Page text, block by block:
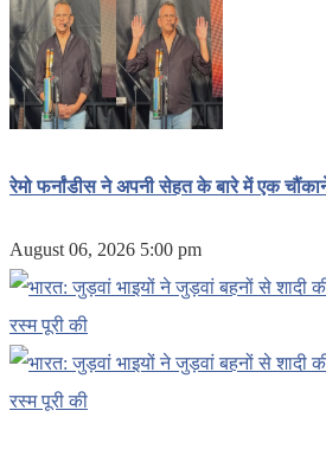
रेमो फर्नांडीस ने अपनी सेहत के बारे में एक
August 06, 2026 5:00 pm